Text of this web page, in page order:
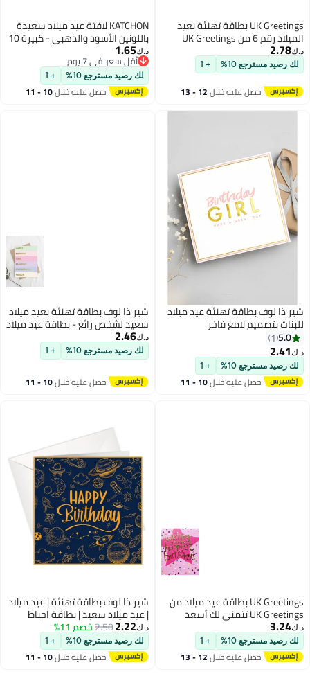
UK Greetings بطاقة تهنئة بعيد
الميلاد رقم 6 من UK Greetings
د.ك‏2.78
لك رصيد مسترجع 10% + 1
احصل عليه خلال 12 - 13
KATCHON لافتة عيد ميلاد سعيدة
باللونين الأسود والذهبي - كبيرة 10
أقدام، بدون DIY | لافتة عيد ميلاد
باللون الأسود مع لمعة | لافتة عيد
ميلاد سعيدة للرجال والنساء لتزيين
عيد الميلاد السعيد
د.ك‏1.65
أقل سعر في 7 يوم
أقل سعر في 7 يوم
لك رصيد مسترجع 10% + 1
احصل عليه خلال 10 - 11
شير ذا لوف بطاقة تهنئة عيد ميلاد
للبنات بتصميم لامع فاخر
5.0
1
د.ك‏2.41
لك رصيد مسترجع 10% + 1
احصل عليه خلال 10 - 11
شير ذا لوف بطاقة تهنئة بعيد ميلاد
سعيد لشخص رائع - بطاقة عيد ميلاد
للرجال والنساء والأصدقاء والأطفال
والزملاء والعائلة والاحتفالات
بالحفلات والذكرى السنوية والحب
والتقدير
د.ك‏2.46
لك رصيد مسترجع 10% + 1
احصل عليه خلال 10 - 11
UK Greetings بطاقة عيد ميلاد من
UK Greetings تتمنى لك أسعد
الأعياد
د.ك‏3.24
لك رصيد مسترجع 10% + 1
احصل عليه خلال 12 - 13
اغسطس
شير ذا لوف بطاقة تهنئة | عيد ميلاد
| عيد ميلاد سعيد | بطاقة احباط
الكون
د.ك‏2.22
2.50خصم 11%
لك رصيد مسترجع 10% + 1
احصل عليه خلال 10 - 11
اغسطس